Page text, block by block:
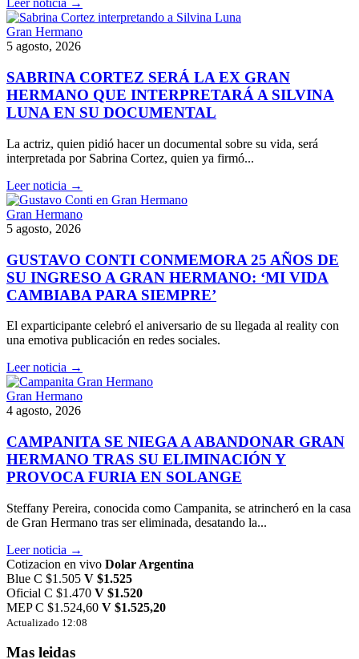
Leer noticia →
Gran Hermano
5 agosto, 2026
SABRINA CORTEZ SERÁ LA EX GRAN
HERMANO QUE INTERPRETARÁ A SILVINA
LUNA EN SU DOCUMENTAL
La actriz, quien pidió hacer un documental sobre su vida, será
interpretada por Sabrina Cortez, quien ya firmó...
Leer noticia →
Gran Hermano
5 agosto, 2026
GUSTAVO CONTI CONMEMORA 25 AÑOS DE
SU INGRESO A GRAN HERMANO: ‘MI VIDA
CAMBIABA PARA SIEMPRE’
El exparticipante celebró el aniversario de su llegada al reality con
una emotiva publicación en redes sociales.
Leer noticia →
Gran Hermano
4 agosto, 2026
CAMPANITA SE NIEGA A ABANDONAR GRAN
HERMANO TRAS SU ELIMINACIÓN Y
PROVOCA FURIA EN SOLANGE
Steffany Pereira, conocida como Campanita, se atrincheró en la casa
de Gran Hermano tras ser eliminada, desatando la...
Leer noticia →
Cotizacion en vivo Dolar Argentina
Blue C $1.505 V $1.525
Oficial C $1.470 V $1.520
MEP C $1.524,60 V $1.525,20
Actualizado 12:08
Mas leidas